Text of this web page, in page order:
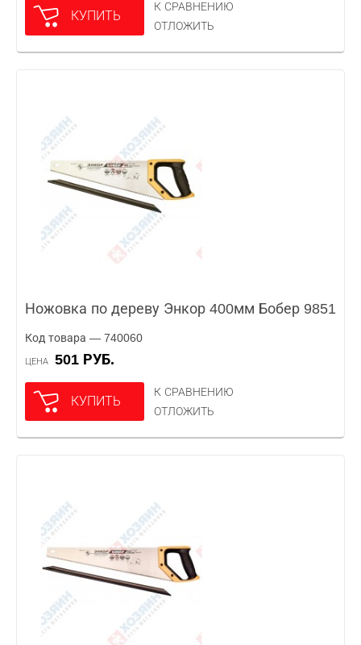
КУПИТЬ
К СРАВНЕНИЮ
ОТЛОЖИТЬ
Ножовка по дереву Энкор 400мм Бобер 9851
Код товара — 740060
ЦЕНА 501 РУБ.
КУПИТЬ
К СРАВНЕНИЮ
ОТЛОЖИТЬ